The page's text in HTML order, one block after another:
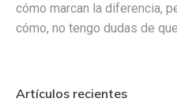
cómo marcan la diferencia,
cómo, no tengo dudas de
Artículos recientes